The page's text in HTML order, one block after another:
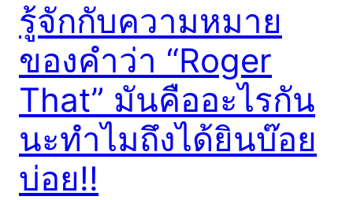
รู้จักกับความหมาย
ของคำว่า “Roger
That” มันคืออะไรกัน
นะทำไมถึงได้ยินบ๊อย
บ่อย!!